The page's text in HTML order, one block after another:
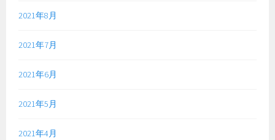
2021年8月
2021年7月
2021年6月
2021年5月
2021年4月